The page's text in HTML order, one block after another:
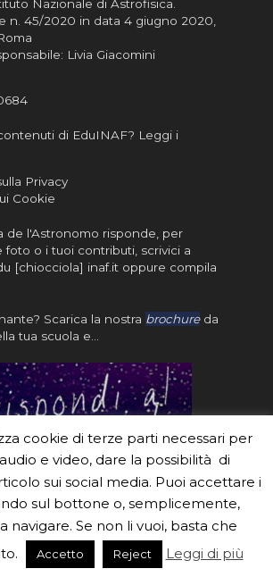
Nazionale di Astrofisica
n. 45/2020 in data 4 giugno 2020,
Livia Giacomini
di EduINAF? Leggi i
Privacy
Cookie
de l'Astronomo risponde, per
foto o i tuoi contributi, scrivici a
[chiocciola] inaf.it oppure compila
Scarica la nostra brochureda
tua scuola e…
#astronomyforabetterworld.
by Meks. Powered byWordPress.
cookie di terze parti necessari per
e video, dare la possibilità di
sui social media. Puoi accettare i
sul bottone o, semplicemente,
navigare. Se non li vuoi, basta che
Accetto Reject Leggi di più